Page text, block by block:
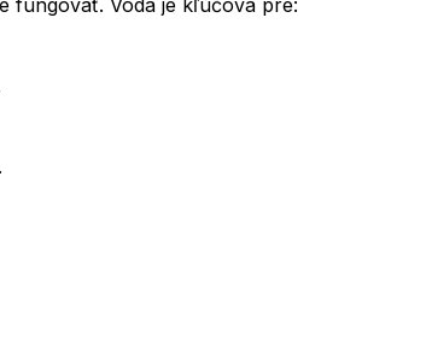
fungovať. Voda je kľúčová pre: